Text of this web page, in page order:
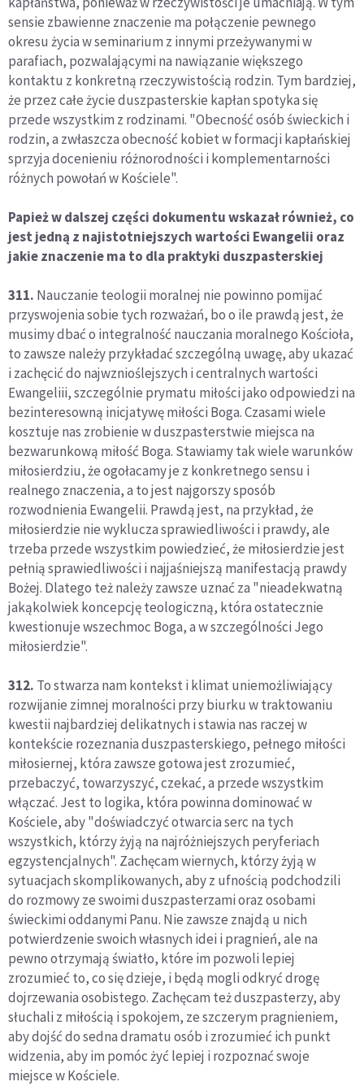
sensie zbawienne znaczenie ma połączenie pewnego
okresu życia w seminarium z innymi przeżywanymi w
parafiach, pozwalającymi na nawiązanie większego
kontaktu z konkretną rzeczywistością rodzin. Tym bardziej,
że przez całe życie duszpasterskie kapłan spotyka się
przede wszystkim z rodzinami. "Obecność osób świeckich i
rodzin, a zwłaszcza obecność kobiet w formacji kapłańskiej
sprzyja docenieniu różnorodności i komplementarności
różnych powołań w Kościele".
Papież w dalszej części dokumentu wskazał również, co
jest jedną z najistotniejszych wartości Ewangelii oraz
jakie znaczenie ma to dla praktyki duszpasterskiej
311. Nauczanie teologii moralnej nie powinno pomijać
przyswojenia sobie tych rozważań, bo o ile prawdą jest, że
musimy dbać o integralność nauczania moralnego Kościoła,
to zawsze należy przykładać szczególną uwagę, aby ukazać
i zachęcić do najwznioślejszych i centralnych wartości
Ewangeliii, szczególnie prymatu miłości jako odpowiedzi na
bezinteresowną inicjatywę miłości Boga. Czasami wiele
kosztuje nas zrobienie w duszpasterstwie miejsca na
bezwarunkową miłość Boga. Stawiamy tak wiele warunków
miłosierdziu, że ogołacamy je z konkretnego sensu i
realnego znaczenia, a to jest najgorszy sposób
rozwodnienia Ewangelii. Prawdą jest, na przykład, że
miłosierdzie nie wyklucza sprawiedliwości i prawdy, ale
trzeba przede wszystkim powiedzieć, że miłosierdzie jest
pełnią sprawiedliwości i najjaśniejszą manifestacją prawdy
Bożej. Dlatego też należy zawsze uznać za "nieadekwatną
jakąkolwiek koncepcję teologiczną, która ostatecznie
kwestionuje wszechmoc Boga, a w szczególności Jego
miłosierdzie".
312. To stwarza nam kontekst i klimat uniemożliwiający
rozwijanie zimnej moralności przy biurku w traktowaniu
kwestii najbardziej delikatnych i stawia nas raczej w
kontekście rozeznania duszpasterskiego, pełnego miłości
miłosiernej, która zawsze gotowa jest zrozumieć,
przebaczyć, towarzyszyć, czekać, a przede wszystkim
włączać. Jest to logika, która powinna dominować w
Kościele, aby "doświadczyć otwarcia serc na tych
wszystkich, którzy żyją na najróżniejszych peryferiach
egzystencjalnych". Zachęcam wiernych, którzy żyją w
sytuacjach skomplikowanych, aby z ufnością podchodzili
do rozmowy ze swoimi duszpasterzami oraz osobami
świeckimi oddanymi Panu. Nie zawsze znajdą u nich
potwierdzenie swoich własnych idei i pragnień, ale na
pewno otrzymają światło, które im pozwoli lepiej
zrozumieć to, co się dzieje, i będą mogli odkryć drogę
dojrzewania osobistego. Zachęcam też duszpasterzy, aby
słuchali z miłością i spokojem, ze szczerym pragnieniem,
aby dojść do sedna dramatu osób i zrozumieć ich punkt
widzenia, aby im pomóc żyć lepiej i rozpoznać swoje
miejsce w Kościele.